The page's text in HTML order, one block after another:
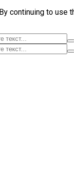
continuing to